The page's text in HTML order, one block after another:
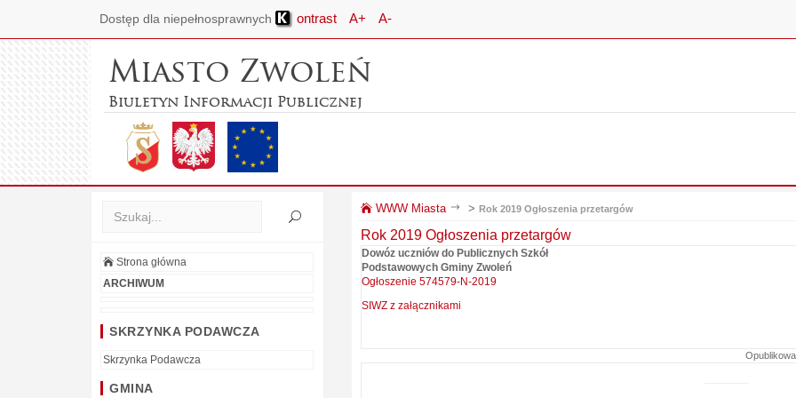
Dostęp dla niepełnosprawnych ontrast A+ A-
Miasto Zwoleń
Biuletyn Informacji Publicznej
Strona główna
ARCHIWUM
SKRZYNKA PODAWCZA
Skrzynka Podawcza
GMINA
WWW Miasta > Rok 2019 Ogłoszenia przetargów
Rok 2019 Ogłoszenia przetargów
Dowóz uczniów do Publicznych Szkół
Podstawowych Gminy Zwoleń
Ogłoszenie 574579-N-2019
SIWZ z załącznikami